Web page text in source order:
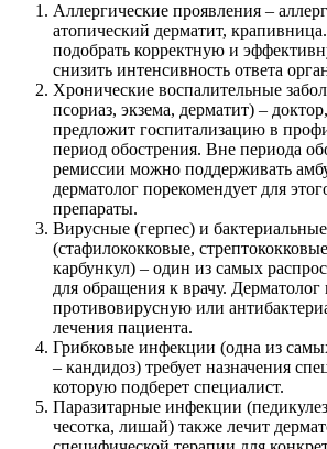
Аллергические проявления –
атопический дерматит,
подобрать корректную и
снизить интенсивность ответа
Хронические воспалительные
псориаз, экзема, дерматит) –
предложит госпитализацию в
период обострения. Вне периода
ремиссии можно поддерживать
дерматолог порекомендует для
препараты.
Вирусные (герпес) и
(стафилококковые,
карбункул) – один из самых
для обращения к врачу. Дерматолог
противовирусную или
лечения пациента.
Грибковые инфекции (одна из
– кандидоз) требует назначения
которую подберет специалист.
Паразитарные инфекции
чесотка, лишай) также лечит